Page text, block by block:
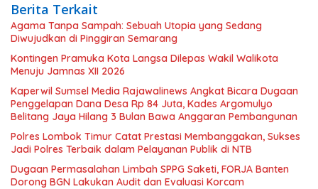
Berita Terkait
Agama Tanpa Sampah: Sebuah Utopia yang Sedang
Diwujudkan di Pinggiran Semarang
Kontingen Pramuka Kota Langsa Dilepas Wakil Walikota
Menuju Jamnas XII 2026
Kaperwil Sumsel Media Rajawalinews Angkat Bicara Dugaan
Penggelapan Dana Desa Rp 84 Juta, Kades Argomulyo
Belitang Jaya Hilang 3 Bulan Bawa Anggaran Pembangunan
Polres Lombok Timur Catat Prestasi Membanggakan, Sukses
Jadi Polres Terbaik dalam Pelayanan Publik di NTB
Dugaan Permasalahan Limbah SPPG Saketi, FORJA Banten
Dorong BGN Lakukan Audit dan Evaluasi Korcam